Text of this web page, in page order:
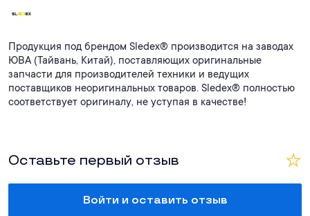
Продукция под брендом Sledex® производится на заводах
ЮВА (Тайвань, Китай), поставляющих оригинальные
запчасти для производителей техники и ведущих
поставщиков неоригинальных товаров. Sledex® полностью
соответствует оригиналу, не уступая в качестве!
Оставьте первый отзыв
Войти и оставить отзыв